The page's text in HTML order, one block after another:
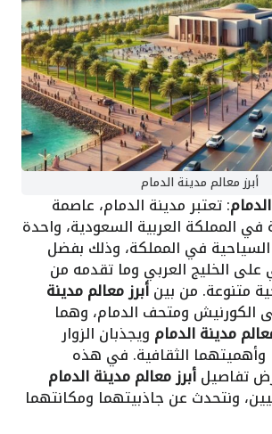
أبرز معالم مدينة الدمام
: تعتبر مدينة الدمام، عاصمة
في المملكة العربية السعودية، واحدة
في المملكة، وذلك بفضل
الخليج العربي وما تقدمه من
متنوعة. من بينأبرز معالم مدينة
الكورنيش ومتحف الدمام، وهما
مدينة الدمام ويجذبان الزوار
الثقافية. في هذه
تفاصيلأبرز معالم مدينة الدمام
ونتحدث عن جاذبيتهما ومكانتهما